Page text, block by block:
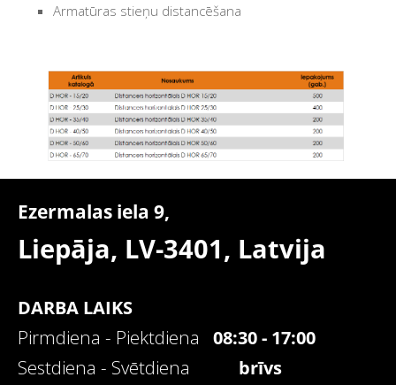
Armatūras stieņu distancēšana
Ezermalas iela 9,
Liepāja, LV-3401, Latvija
DARBA LAIKS
Pirmdiena - Piektdiena 08:30 - 17:00
Sestdiena - Svētdiena brīvs